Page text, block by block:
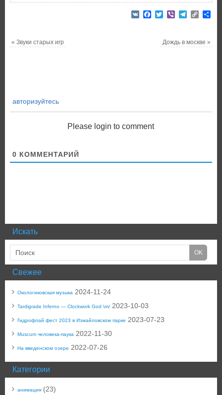
VK Facebook
TwitterViberTelegram
Copy
« Звуки старых игр Дождь в москве»
авторизуйтесь
Please login to comment
0 КОММЕНТАРИЙ
Искать
Свежее
Окологиковская музыка 2024-11-24
Tardigrade Inferno — Clockwork God \m/ 2023-10-03
Гидрофлай фест 2023 в Измайловском парке 2023-07-23
Muscum человека-паука 2022-11-30
На введенском озере 2022-07-26
Категории
анимация (23)